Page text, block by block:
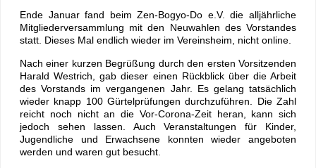
Ende Januar fand beim Zen-Bogyo-Do e.V. die alljährliche
Mitgliederversammlung mit den Neuwahlen des Vorstandes
statt. Dieses Mal endlich wieder im Vereinsheim, nicht online.
Nach einer kurzen Begrüßung durch den ersten Vorsitzenden
Harald Westrich, gab dieser einen Rückblick über die Arbeit
des Vorstands im vergangenen Jahr. Es gelang tatsächlich
wieder knapp 100 Gürtelprüfungen durchzuführen. Die Zahl
reicht noch nicht an die Vor-Corona-Zeit heran, kann sich
jedoch sehen lassen. Auch Veranstaltungen für Kinder,
Jugendliche und Erwachsene konnten wieder angeboten
werden und waren gut besucht.